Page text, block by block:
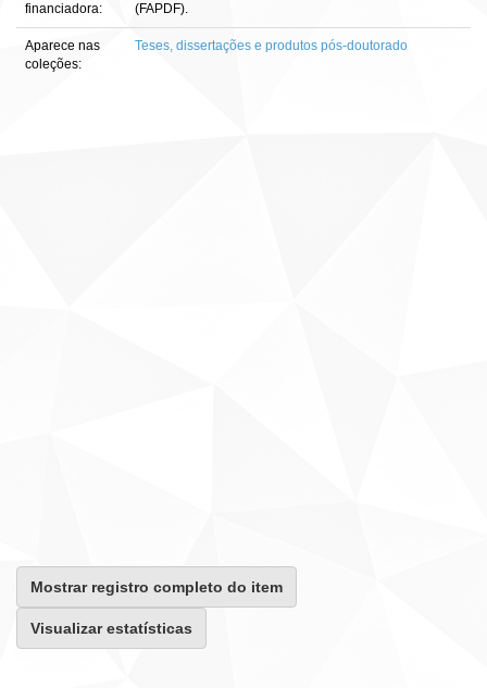
financiadora:
(FAPDF).
Aparece nas
coleções:
Teses, dissertações e produtos pós-doutorado
Mostrar registro completo do item
Visualizar estatísticas